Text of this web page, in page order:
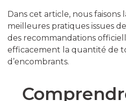
Dans cet article, nous faisons
meilleures pratiques issues
des recommandations
efficacement la quantité de
d’encombrants.